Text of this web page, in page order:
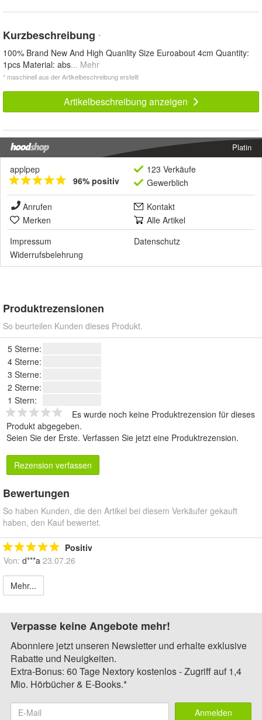
Kurzbeschreibung *
100% Brand New And High Quanlity Size Euroabout 4cm Quantity:
1pcs Material: abs... Mehr
* maschinell aus der Artikelbeschreibung erstellt
Artikelbeschreibung anzeigen
Platin
applpep
96% positiv
123 Verkäufe
Gewerblich
Anrufen
Kontakt
Merken
Alle Artikel
Impressum
Datenschutz
Widerrufsbelehrung
Produktrezensionen
So beurteilen Kunden dieses Produkt.
5 Sterne:
4 Sterne:
3 Sterne:
2 Sterne:
1 Stern:
Es wurde noch keine Produktrezension für dieses
Produkt abgegeben.
Seien Sie der Erste. Verfassen Sie jetzt eine Produktrezension.
Rezension verfassen
Bewertungen
So haben Kunden, die den Artikel bei diesem Verkäufer gekauft
haben, den Kauf bewertet.
Positiv
Von: d***a 23.07.26
Mehr...
Verpasse keine Angebote mehr!
Abonniere jetzt unseren Newsletter und erhalte exklusive
Rabatte und Neuigkeiten.
Extra-Bonus: 60 Tage Nextory kostenlos - Zugriff auf 1,4
Mio. Hörbücher & E-Books.*
Anmelden